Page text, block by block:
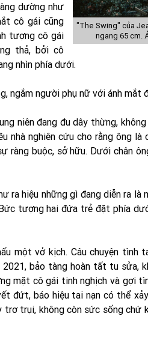
"The Swing" của
ngang 65 cm.
dường như
cô gái cũng
tượng cô gái
thả, bởi cô
nhìn phía dưới.
ngắm người phụ nữ với ánh mắt
niên đang đu dây thừng,
nhà nghiên cứu cho rằng ông
ràng buộc, sở hữu. Dưới chân
ra hiệu những gì đang diễn ra
tượng hai đứa trẻ đặt phía
một vở kịch. Câu chuyện tình
2021, bảo tàng hoàn tất tu sửa,
mặt cô gái tinh nghịch và gợi
đứt, báo hiệu tai nạn có thể
trụi, không còn sức sống chứ